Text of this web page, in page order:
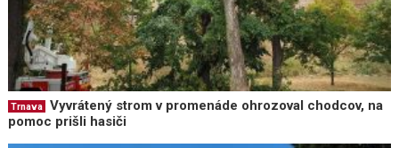
Trnava
Vyvrátený strom v promenáde ohrozoval chodcov, na
pomoc prišli hasiči